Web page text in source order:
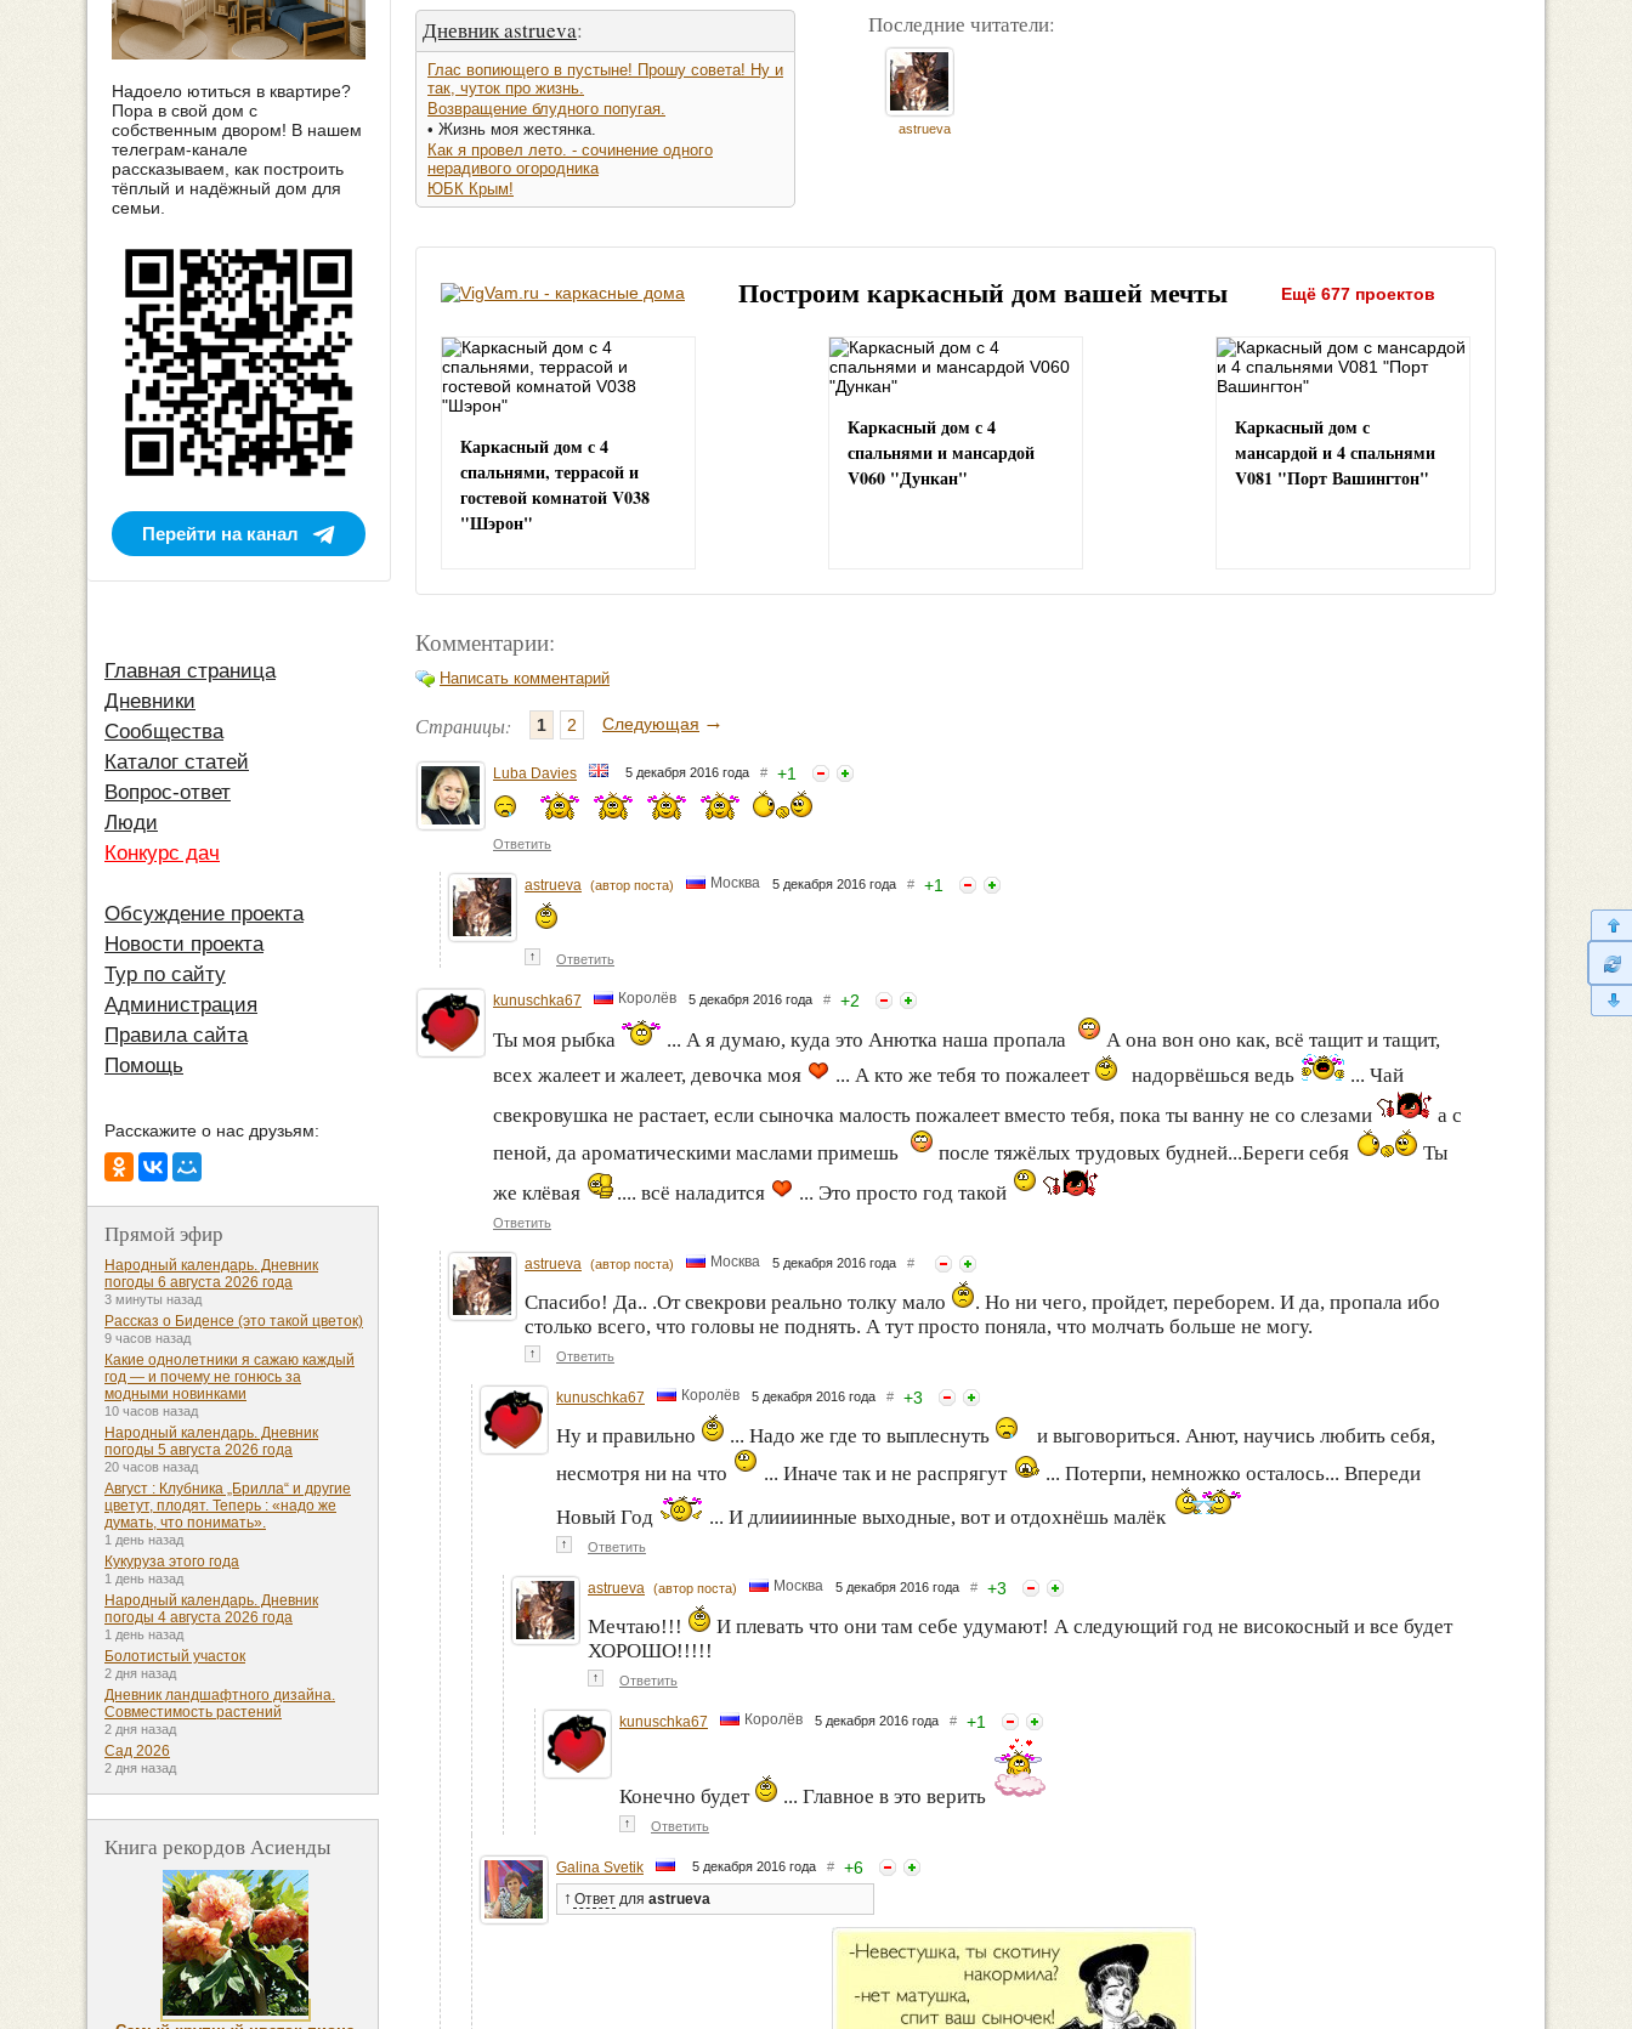
Дневник astrueva:
Глас вопиющего в пустыне! Прошу совета! Ну и
так, чуток про жизнь.
Возвращение блудного попугая.
• Жизнь моя жестянка.
Как я провел лето. - сочинение одного
нерадивого огородника
ЮБК Крым!
Последние читатели:
astrueva
Построим каркасный дом вашей мечты Ещё 677 проектов
Каркасный дом с 4
спальнями, террасой и
гостевой комнатой V038
"Шэрон"
Каркасный дом с 4
спальнями и мансардой
V060 "Дункан"
Каркасный дом с
мансардой и 4 спальнями
V081 "Порт Вашингтон"
Комментарии:
Написать комментарий
Страницы: 1 2 Следующая →
Luba Davies 5 декабря 2016 года # +1
Ответить
astrueva (автор поста) Москва 5 декабря 2016 года # +1
↑ Ответить
kunuschka67 Королёв 5 декабря 2016 года # +2
Ты моя рыбка ... А я думаю, куда это Анютка наша пропала
А она вон оно как, всё тащит и тащит,
всех жалеет и жалеет, девочка моя
... А кто же тебя то пожалеет надорвёшься ведь
... Чай
свекровушка не растает, если сыночка малость пожалеет вместо тебя, пока ты ванну не со слезами
а с
пеной, да ароматическими маслами примешь
после тяжёлых трудовых будней...Береги себя
Ты
же клёвая
.... всё наладится ... Это просто год такой
Ответить
astrueva (автор поста) Москва 5 декабря 2016 года #
Спасибо! Да.. .От свекрови реально толку мало
. Но ни чего, пройдет, переборем. И да, пропала ибо
столько всего, что головы не поднять. А тут просто поняла, что молчать больше не могу.
↑ Ответить
kunuschka67 Королёв 5 декабря 2016 года # +3
Ну и правильно ... Надо же где то выплеснуть
и выговориться. Анют, научись любить себя,
несмотря ни на что
... Иначе так и не распрягут
... Потерпи, немножко осталось... Впереди
Новый Год
... И длиииинные выходные, вот и отдохнёшь малёк
↑ Ответить
astrueva (автор поста) Москва 5 декабря 2016 года # +3
Мечтаю!!!
И плевать что они там себе удумают! А следующий год не високосный и все будет
ХОРОШО!!!!!
↑ Ответить
kunuschka67 Королёв 5 декабря 2016 года # +1
Конечно будет ... Главное в это верить
↑ Ответить
Galina Svetik 5 декабря 2016 года # +6
↑ Ответ для astrueva
Надоело ютиться в квартире?
Пора в свой дом с
собственным двором! В нашем
телеграм-канале
рассказываем, как построить
тёплый и надёжный дом для
семьи.
Перейти на канал
Главная страница
Дневники
Сообщества
Каталог статей
Вопрос-ответ
Люди
Конкурс дач
Обсуждение проекта
Новости проекта
Тур по сайту
Администрация
Правила сайта
Помощь
Расскажите о нас друзьям:
Прямой эфир
Народный календарь. Дневник
погоды 6 августа 2026 года
3 минуты назад
Рассказ о Биденсе (это такой цветок)
9 часов назад
Какие однолетники я сажаю каждый
год — и почему не гонюсь за
модными новинками
10 часов назад
Народный календарь. Дневник
погоды 5 августа 2026 года
20 часов назад
Август : Клубника „Брилла“ и другие
цветут, плодят. Теперь : «надо же
думать, что понимать».
1 день назад
Кукуруза этого года
1 день назад
Народный календарь. Дневник
погоды 4 августа 2026 года
1 день назад
Болотистый участок
2 дня назад
Дневник ландшафтного дизайна.
Совместимость растений
2 дня назад
Сад 2026
2 дня назад
Книга рекордов Асиенды